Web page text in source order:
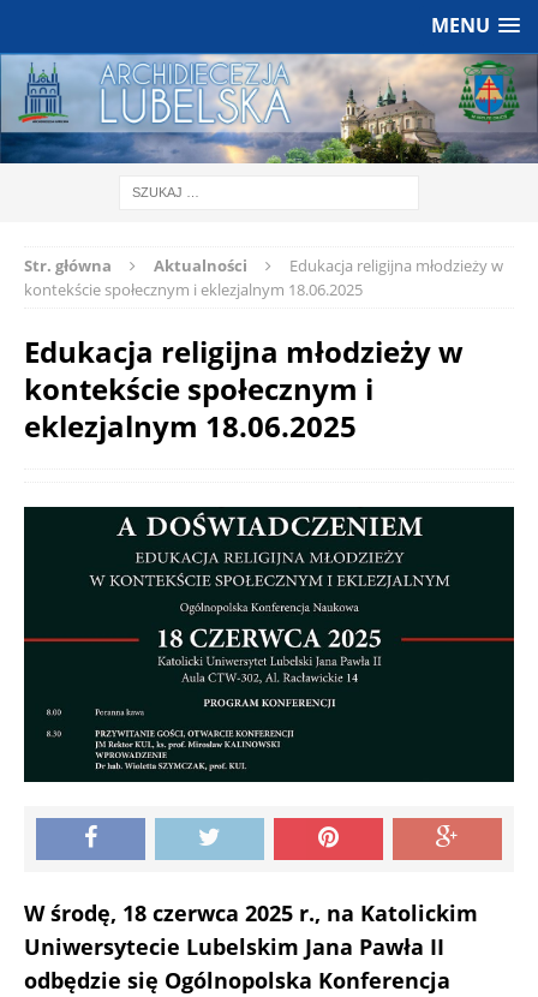
MENU
Str. główna Aktualności
Edukacja religijna młodzieży w
kontekście społecznym i eklezjalnym 18.06.2025
Edukacja religijna młodzieży w
kontekście społecznym i
eklezjalnym 18.06.2025
W środę, 18 czerwca 2025 r., na Katolickim
Uniwersytecie Lubelskim Jana Pawła II
odbędzie się Ogólnopolska Konferencja